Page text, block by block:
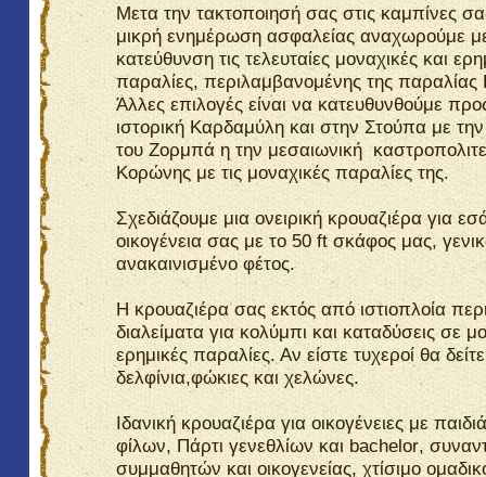
Μετα την τακτοποιησή σας στις καμπίνες
μικρή ενημέρωση ασφαλείας αναχωρούμε
κατεύθυνση τις τελευταίες μοναχικές και
παραλίες, περιλαμβανομένης της παραλίας
Άλλες επιλογές είναι να κατευθυνθούμε
ιστορική Καρδαμύλη και στην Στούπα με
του Ζορμπά η την μεσαιωνική
Κορώνης με τις μοναχικές παραλίες της.
Σχεδιάζουμε μια ονειρική κρουαζιέρα για
οικογένεια σας με το 50ftσκάφος μας,
ανακαινισμένο φέτος.
Η κρουαζιέρα σας εκτός από ιστιοπλοία
διαλείματα για κολύμπι και καταδύσεις σε
ερημικές παραλίες. Αν είστε τυχεροί θα δείτε
δελφίνια,φώκιες και χελώνες.
Ιδανική κρουαζιέρα για οικογένειες με
φίλων, Πάρτι γενεθλίων και bachelor,
συμμαθητών και οικογενείας, χτίσιμο